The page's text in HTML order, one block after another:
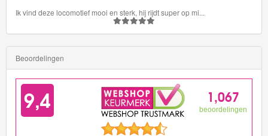
Getaways
HW
Glow
Racers
Ik vind deze locomotief mooi en sterk, hij rijdt super op mi...
Beoordelingen